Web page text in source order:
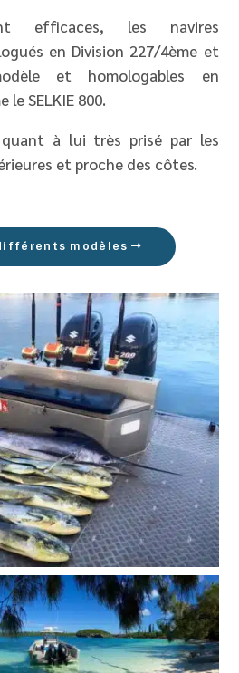
efficaces, les navires
en Division 227/4ème et
et homologables en
le SELKIE 800.
à lui très prisé par les
et proche des côtes.
modèles